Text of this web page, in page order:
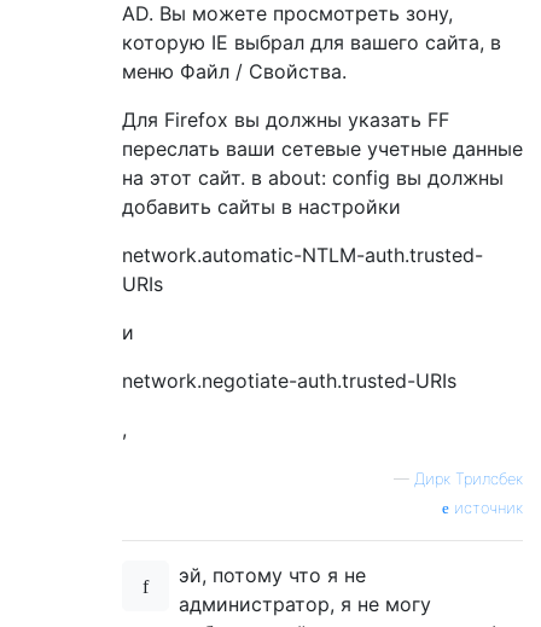
AD. Вы можете просмотреть зону,
которую IE выбрал для вашего сайта, в
меню Файл / Свойства.
Для Firefox вы должны указать FF
переслать ваши сетевые учетные данные
на этот сайт. в about: config вы должны
добавить сайты в настройки
network.automatic-NTLM-auth.trusted-
URIs
и
network.negotiate-auth.trusted-URIs
,
— Дирк Трилсбек
источник
эй, потому что я не
администратор, я не могу